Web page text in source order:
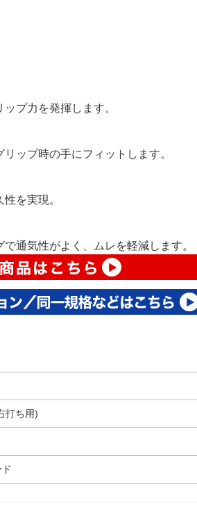
プ力を発揮します。
ップ時の手にフィットします。
を実現。
通気性がよく、ムレを軽減します。
打ち用)